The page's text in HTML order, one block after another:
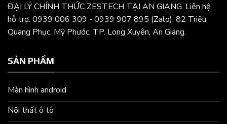
ĐẠI LÝ CHÍNH THỨC ZESTECH TẠI AN GIANG. Liên hệ
hỗ trợ: 0939 006 309 - 0939 907 895 (Zalo). 82 Triệu
Quang Phục, Mỹ Phước, TP. Long Xuyên, An Giang.
SẢN PHẨM
Màn hình android
Nội thất ô tô